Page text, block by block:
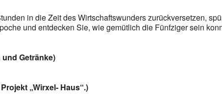
in die Zeit des Wirtschaftswunders zurückversetzen,
und entdecken Sie, wie gemütlich die Fünfziger sein
Getränke)
„Wirxel- Haus“.)